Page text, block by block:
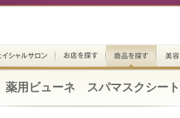
薬用ビューネ スパマスクシート